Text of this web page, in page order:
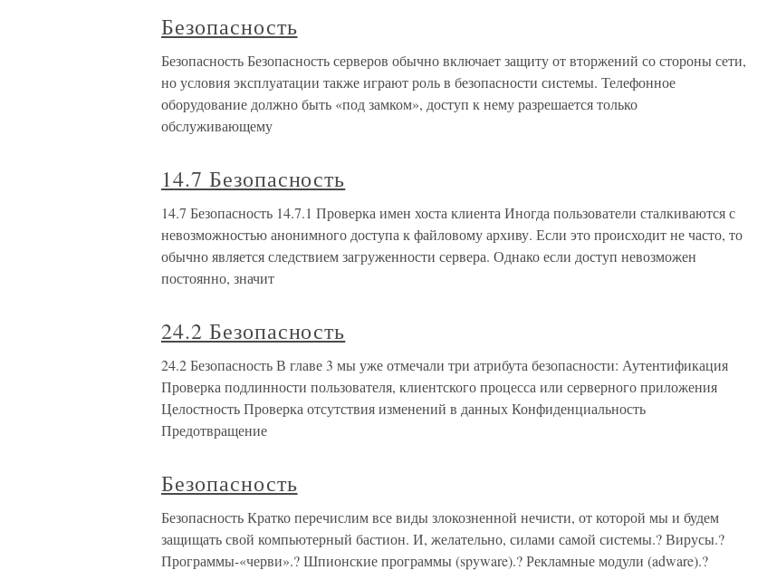
Безопасность
Безопасность Безопасность серверов обычно включает защиту от вторжений со стороны сети,
но условия эксплуатации также играют роль в безопасности системы. Телефонное
оборудование должно быть «под замком», доступ к нему разрешается только
обслуживающему
14.7 Безопасность
14.7 Безопасность 14.7.1 Проверка имен хоста клиента Иногда пользователи сталкиваются с
невозможностью анонимного доступа к файловому архиву. Если это происходит не часто, то
обычно является следствием загруженности сервера. Однако если доступ невозможен
постоянно, значит
24.2 Безопасность
24.2 Безопасность В главе 3 мы уже отмечали три атрибута безопасности: Аутентификация
Проверка подлинности пользователя, клиентского процесса или серверного приложения
Целостность Проверка отсутствия изменений в данных Конфиденциальность
Предотвращение
Безопасность
Безопасность Кратко перечислим все виды злокозненной нечисти, от которой мы и будем
защищать свой компьютерный бастион. И, желательно, силами самой системы.? Вирусы.?
Программы-«черви».? Шпионские программы (spyware).? Рекламные модули (adware).?